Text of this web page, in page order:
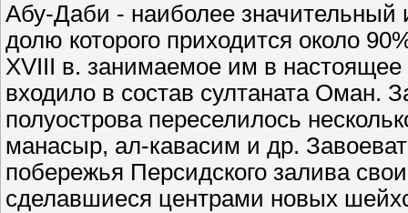
Абу-Даби - наиболее
долю которого приходится около
XVIII в. занимаемое им в
входило в состав султаната Оман.
полуострова переселилось
манасыр, ал-кавасим и др.
побережья Персидского залива
сделавшиеся центрами новых